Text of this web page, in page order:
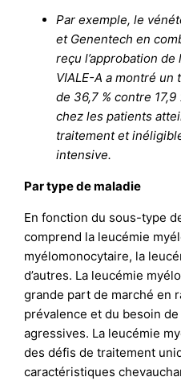
Par exemple, le
et Genentech en
reçu l’approbation de
VIALE-A a montré
de 36,7 % contre
chez les patients
traitement et
intensive.
Par type de maladie
En fonction du sous-type
comprend la leucémie
myélomonocytaire, la
d’autres. La leucémie
grande part de marché en
prévalence et du besoin
agressives. La leucémie
des défis de traitement
caractéristiques